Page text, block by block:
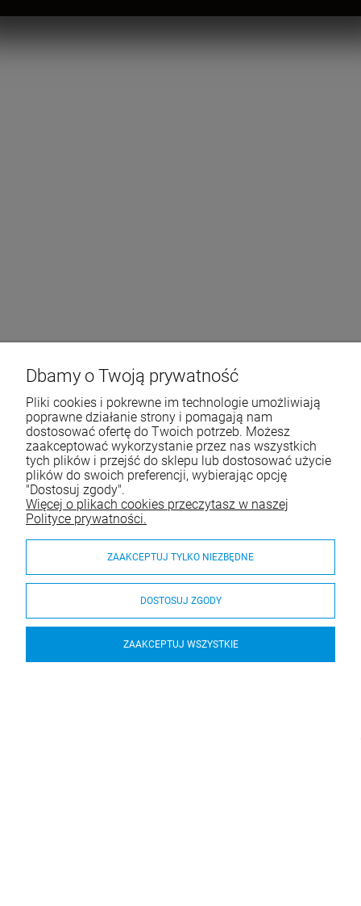
Dbamy o Twoją prywatność
Pliki cookies i pokrewne im technologie umożliwiają
poprawne działanie strony i pomagają nam
dostosować ofertę do Twoich potrzeb. Możesz
zaakceptować wykorzystanie przez nas wszystkich
tych plików i przejść do sklepu lub dostosować użycie
plików do swoich preferencji, wybierając opcję
"Dostosuj zgody".
Więcej o plikach cookies przeczytasz w naszej
Polityce prywatności.
ZAAKCEPTUJ TYLKO NIEZBĘDNE
DOSTOSUJ ZGODY
ZAAKCEPTUJ WSZYSTKIE